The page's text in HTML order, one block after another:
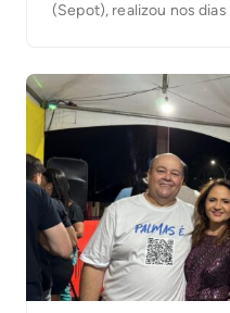
(Sepot), realizou nos dias
representantes […]